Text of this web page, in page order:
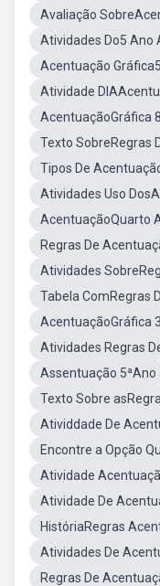
Avaliação
Atividades Do5 Ano
Acentuação
Atividade
AcentuaçãoGráfica
Texto SobreRegras
Tipos De
Atividades Uso
AcentuaçãoQuarto
Regras De
Atividades
Tabela ComRegras
AcentuaçãoGráfica
Atividades Regras
Assentuação 5ªAno
Texto Sobre
Atividdade De
Encontre a Opção
Atividade
Atividade De
HistóriaRegras
Atividades De
Regras De